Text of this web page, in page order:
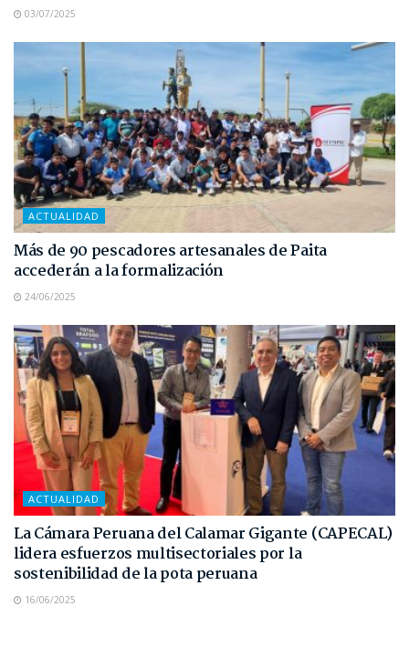
03/07/2025
ACTUALIDAD
Más de 90 pescadores artesanales de Paita
accederán a la formalización
24/06/2025
ACTUALIDAD
La Cámara Peruana del Calamar Gigante (CAPECAL)
lidera esfuerzos multisectoriales por la
sostenibilidad de la pota peruana
16/06/2025